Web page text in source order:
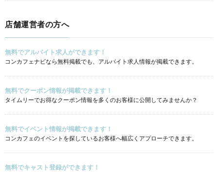
店舗運営者の方へ
無料でアルバイト求人ができます！
コンカフェナビなら無料掲載でも、アルバイト求人情報が掲載できます。
無料でクーポン情報が掲載できます！
タイムリーでお得なクーポン情報を多くのお客様に公開してみませんか？
無料でイベント情報が掲載できます！
コンカフェのイベントを探しているお客様へ幅広くアプローチできます。
無料でキャスト登録ができます！